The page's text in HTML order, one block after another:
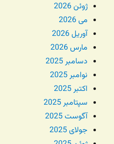
ژوئن 2026
می 2026
آوریل 2026
مارس 2026
دسامبر 2025
نوامبر 2025
اکتبر 2025
سپتامبر 2025
آگوست 2025
جولای 2025